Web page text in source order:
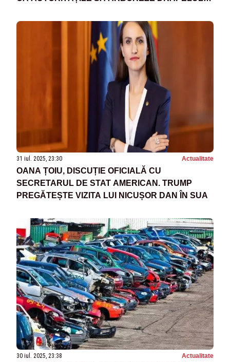
31 iul. 2025, 23:30 Actualitate
OANA ȚOIU, DISCUȚIE OFICIALĂ CU
SECRETARUL DE STAT AMERICAN. TRUMP
PREGĂTEȘTE VIZITA LUI NICUȘOR DAN ÎN SUA
30 iul. 2025, 23:38 Actualitate